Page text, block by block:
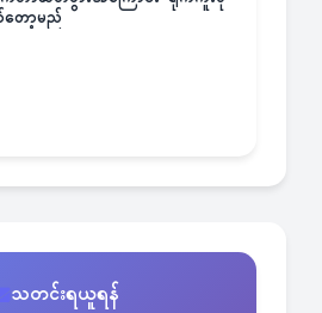
တော့မည်
သတင်းရယူရန်